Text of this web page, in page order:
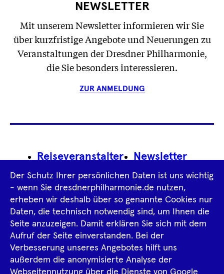
NEWSLETTER
Mit unserem Newsletter informieren wir Sie
über kurzfristige Angebote und Neuerungen zu
Veranstaltungen der Dresdner Philharmonie,
die Sie besonders interessieren.
ZUR ANMELDUNG
Footer
Reiseveranstalter Newsletter
Impressum
Datenschutz­information AGB
Intern
TiktokFacebook
Instagram
SpotifyYouTube
Der Schutz Ihrer persönlichen Daten ist uns wichtig
- wenn Sie dresdnerphilharmonie.de nutzen,
erheben wir deshalb über so genannte Cookies nur
Daten, die technisch notwendig sind, um Ihnen die
Seite anzuzeigen. Damit erklären Sie sich mit dem
Aufruf der Seite einverstanden. Bei der
Verbesserung unseres Angebotes hilft uns
außerdem die anonymisierte Analyse der
Webseitennutzung über die Dienste von Google